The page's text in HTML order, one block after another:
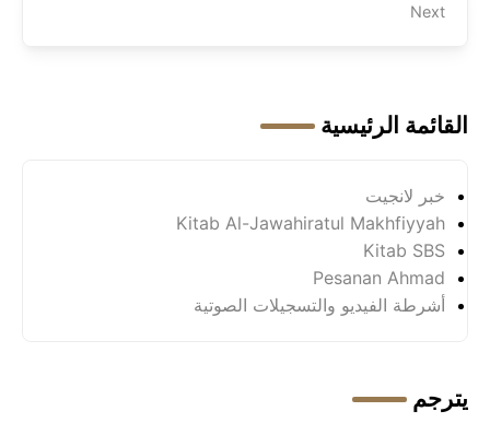
Next
القائمة الرئيسية
خبر لانجيت
Kitab Al-Jawahiratul Makhfiyyah
Kitab SBS
Pesanan Ahmad
أشرطة الفيديو والتسجيلات الصوتية
يترجم